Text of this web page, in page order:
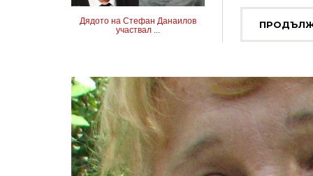
Дядото на Стефан Данаилов
участвал ...